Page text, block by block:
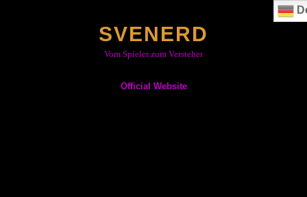
SVENERD
Vom Spieler zum Versteher
Official Website